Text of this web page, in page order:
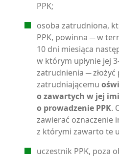
PPK;
osoba zatrudniona,
PPK, powinna ─ w
10 dni miesiąca
w którym upłynie jej
zatrudnienia ─
zatrudniającemu
o zawartych w jej
o prowadzenie PPK.
zawierać oznaczenie
z którymi zawarto te
uczestnik PPK, poza